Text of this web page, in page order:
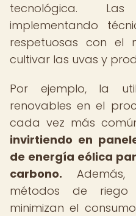
tecnológica.
implementando
respetuosas con el
cultivar las uvas y
Por ejemplo, la
renovables en el
cada vez más
invirtiendo en
de energía eólica
carbono. Además,
métodos de riego
minimizan el